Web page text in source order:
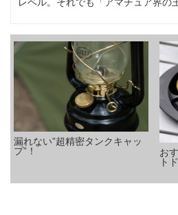
漏れない”超精密タンクキャッ
プ”！
お
ト